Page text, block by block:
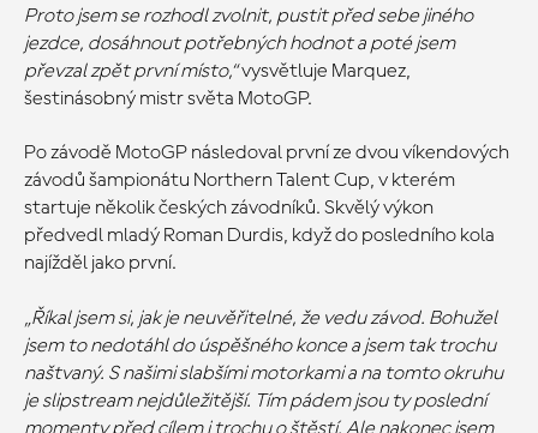
Proto jsem se rozhodl zvolnit, pustit před sebe jiného
jezdce, dosáhnout potřebných hodnot a poté jsem
převzal zpět první místo,“vysvětluje Marquez,
šestinásobný mistr světa MotoGP.
Po závodě MotoGP následoval první ze dvou víkendových
závodů šampionátu Northern Talent Cup, v kterém
startuje několik českých závodníků. Skvělý výkon
předvedl mladý Roman Durdis, když do posledního kola
najížděl jako první.
„Říkal jsem si, jak je neuvěřitelné, že vedu závod. Bohužel
jsem to nedotáhl do úspěšného konce a jsem tak trochu
naštvaný. S našimi slabšími motorkami a na tomto okruhu
je slipstream nejdůležitější. Tím pádem jsou ty poslední
momenty před cílem i trochu o štěstí. Ale nakonec jsem